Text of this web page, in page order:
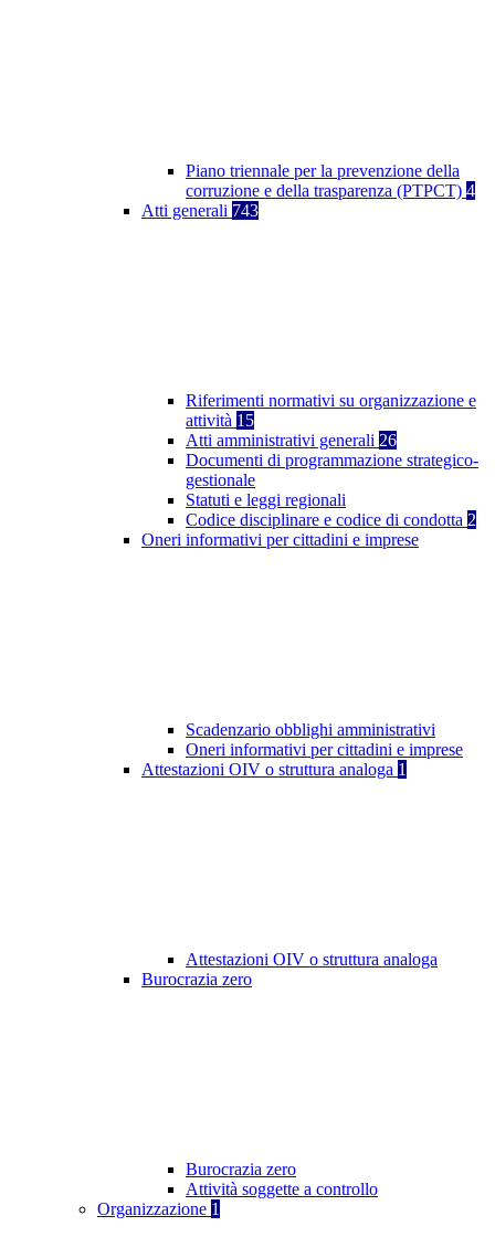
Piano triennale per la prevenzione della
corruzione e della trasparenza (PTPCT) 4
Atti generali 743
Riferimenti normativi su organizzazione e
attività 15
Atti amministrativi generali 26
Documenti di programmazione strategico-
gestionale
Statuti e leggi regionali
Codice disciplinare e codice di condotta 2
Oneri informativi per cittadini e imprese
Scadenzario obblighi amministrativi
Oneri informativi per cittadini e imprese
Attestazioni OIV o struttura analoga 1
Attestazioni OIV o struttura analoga
Burocrazia zero
Burocrazia zero
Attività soggette a controllo
Organizzazione 1